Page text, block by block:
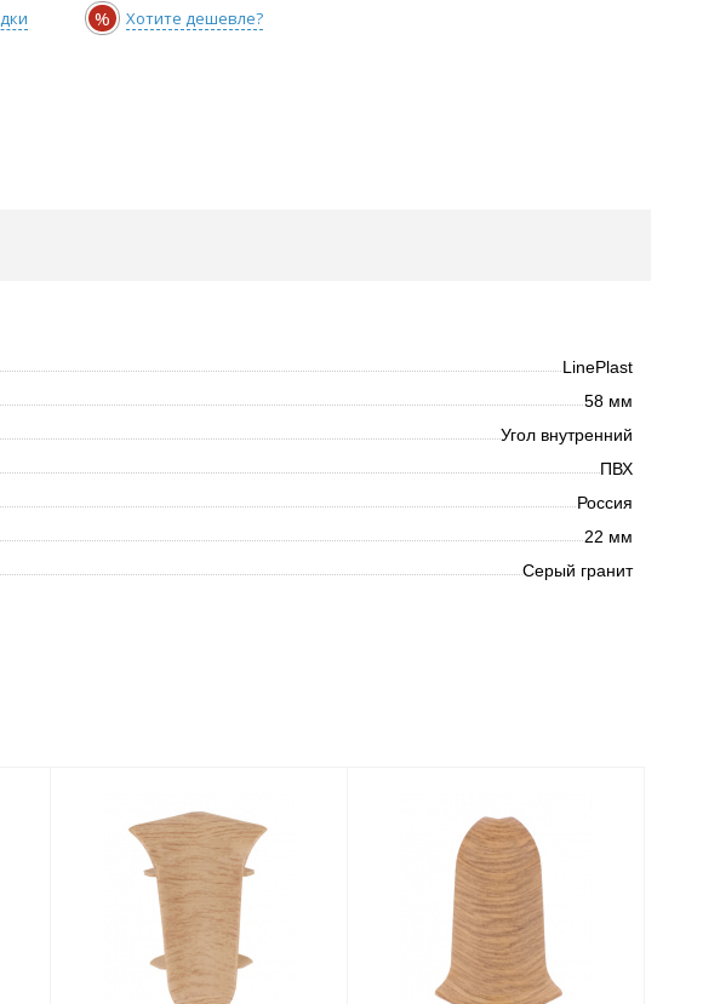
% Хотите дешевле?
LinePlast
58 мм
Угол внутренний
ПВХ
Россия
22 мм
Серый гранит